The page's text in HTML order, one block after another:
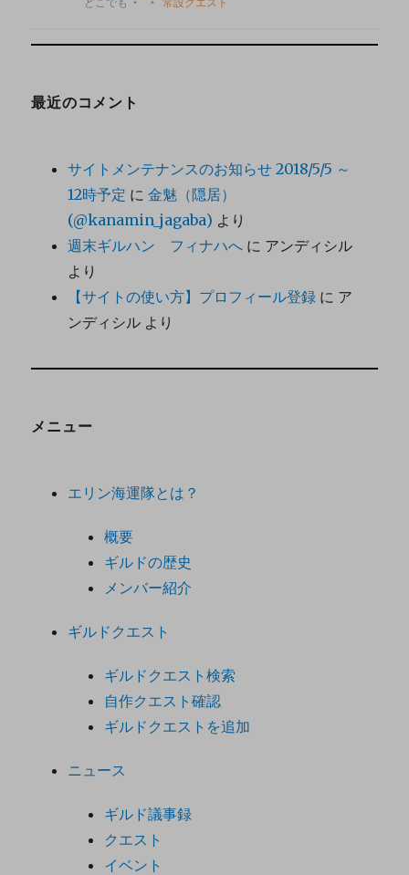
最近のコメント
サイトメンテナンスのお知らせ 2018/5/5 ～
12時予定 に金魅（隠居）
(@kanamin_jagaba) より
週末ギルハン フィナハへ に アンディシル
より
【サイトの使い方】プロフィール登録 に ア
ンディシル より
メニュー
エリン海運隊とは？
概要
ギルドの歴史
メンバー紹介
ギルドクエスト
ギルドクエスト検索
自作クエスト確認
ギルドクエストを追加
ニュース
ギルド議事録
クエスト
イベント